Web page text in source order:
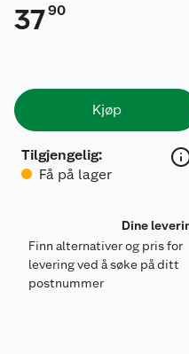
3790
Kjøp
Tilgjengelig:
Få på lager
Dine
Finn alternativer og pris for
levering ved å søke på ditt
postnummer